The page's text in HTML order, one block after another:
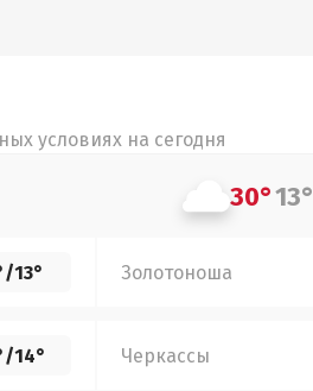
условиях на сегодня
30°13°
/13° Золотоноша
/14° Черкассы